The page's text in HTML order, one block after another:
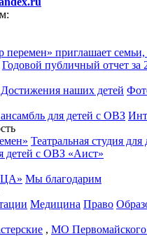
приглашает
Годовой публичный отчет за
Достижения наших детей
для детей с ОВЗ
Театральная студия
детей с ОВЗ «Аист»
Мы благодарим
Медицина Право
, МО Первомайского